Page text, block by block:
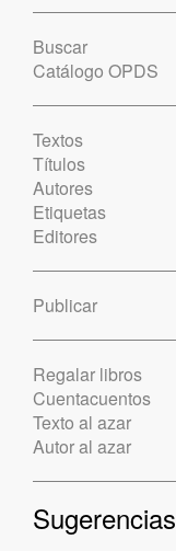
Buscar
Catálogo OPDS
Textos
Títulos
Autores
Etiquetas
Editores
Publicar
Regalar libros
Cuentacuentos
Texto al azar
Autor al azar
Sugerencias